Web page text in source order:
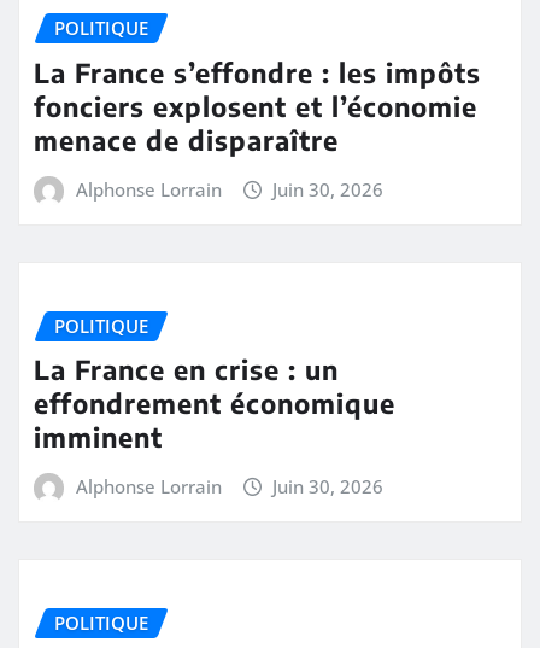
POLITIQUE
La France s’effondre : les impôts
fonciers explosent et l’économie
menace de disparaître
Alphonse Lorrain Juin 30, 2026
POLITIQUE
La France en crise : un
effondrement économique
imminent
Alphonse Lorrain Juin 30, 2026
POLITIQUE